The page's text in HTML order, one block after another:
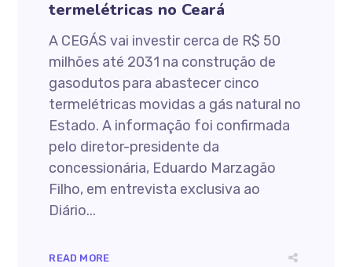
termelétricas no Ceará
A CEGÁS vai investir cerca de R$ 50
milhões até 2031 na construção de
gasodutos para abastecer cinco
termelétricas movidas a gás natural no
Estado. A informação foi confirmada
pelo diretor-presidente da
concessionária, Eduardo Marzagão
Filho, em entrevista exclusiva ao
Diário...
READ MORE